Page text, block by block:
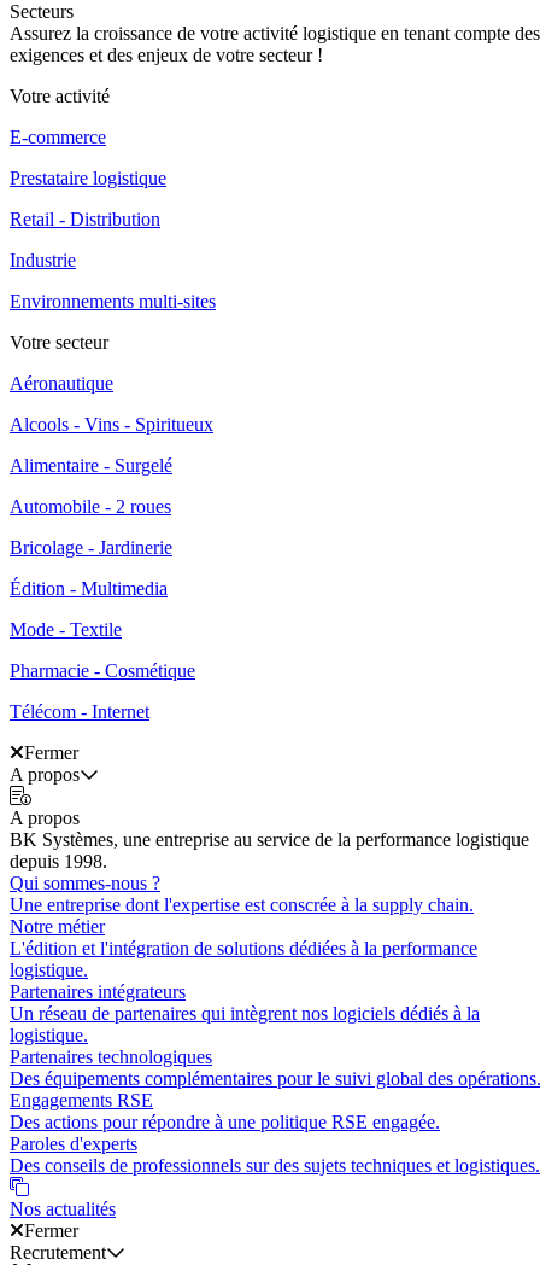
Secteurs
Assurez la croissance de votre activité logistique en tenant compte des
exigences et des enjeux de votre secteur !
Votre activité
E-commerce
Prestataire logistique
Retail - Distribution
Industrie
Environnements multi-sites
Votre secteur
Aéronautique
Alcools - Vins - Spiritueux
Alimentaire - Surgelé
Automobile - 2 roues
Bricolage - Jardinerie
Édition - Multimedia
Mode - Textile
Pharmacie - Cosmétique
Télécom - Internet
Fermer
A propos
A propos
BK Systèmes, une entreprise au service de la performance logistique
depuis 1998.
Qui sommes-nous ?
Une entreprise dont l'expertise est conscrée à la supply chain.
Notre métier
L'édition et l'intégration de solutions dédiées à la performance
logistique.
Partenaires intégrateurs
Un réseau de partenaires qui intègrent nos logiciels dédiés à la
logistique.
Partenaires technologiques
Des équipements complémentaires pour le suivi global des opérations.
Engagements RSE
Des actions pour répondre à une politique RSE engagée.
Paroles d'experts
Des conseils de professionnels sur des sujets techniques et logistiques.
Nos actualités
Fermer
Recrutement